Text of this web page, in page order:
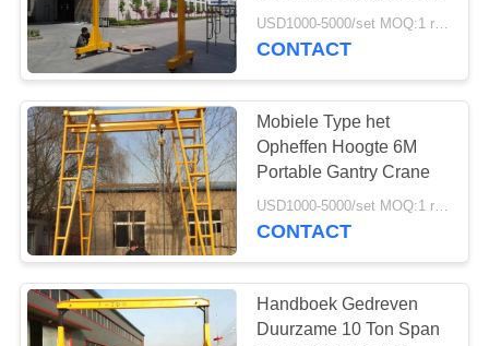
elektrische keten
hoist
20
25
USD1000-5000/set MOQ:1 reeks
CONTACT
Mobiele Type het
Opheffen Hoogte 6M
Portable Gantry Crane
USD1000-5000/set MOQ:1 reeks
CONTACT
Handboek Gedreven
Duurzame 10 Ton Span